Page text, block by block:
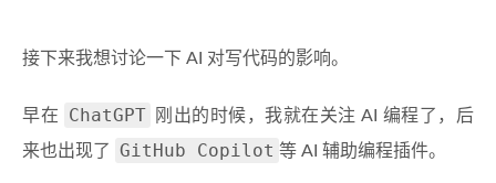
接下来我想讨论一下 AI 对写代码的影响。
早在 ChatGPT
刚出的时候，我就在关注 AI 编程了，后
来也出现了
GitHub Copilot 等 AI 辅助编程插件。